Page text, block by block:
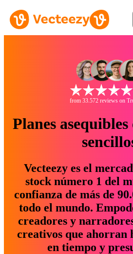
from 33.572 reviews on
Planes
Vecteezy es el
stock número 1 del
confianza de más de
todo el mundo.
creadores y
creativos que ahorran
en tiempo y